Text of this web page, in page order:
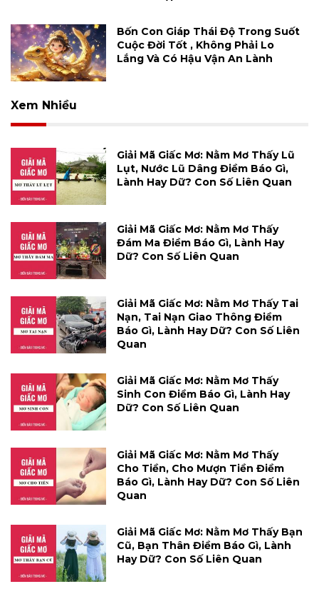
Bốn Con Giáp Thái Độ Trong Suốt
Cuộc Đời Tốt , Không Phải Lo
Lắng Và Có Hậu Vận An Lành
Xem Nhiều
Giải Mã Giấc Mơ: Nằm Mơ Thấy Lũ
Lụt, Nước Lũ Dâng Điềm Báo Gì,
Lành Hay Dữ? Con Số Liên Quan
Giải Mã Giấc Mơ: Nằm Mơ Thấy
Đám Ma Điềm Báo Gì, Lành Hay
Dữ? Con Số Liên Quan
Giải Mã Giấc Mơ: Nằm Mơ Thấy Tai
Nạn, Tai Nạn Giao Thông Điềm
Báo Gì, Lành Hay Dữ? Con Số Liên
Quan
Giải Mã Giấc Mơ: Nằm Mơ Thấy
Sinh Con Điềm Báo Gì, Lành Hay
Dữ? Con Số Liên Quan
Giải Mã Giấc Mơ: Nằm Mơ Thấy
Cho Tiền, Cho Mượn Tiền Điềm
Báo Gì, Lành Hay Dữ? Con Số Liên
Quan
Giải Mã Giấc Mơ: Nằm Mơ Thấy Bạn
Cũ, Bạn Thân Điềm Báo Gì, Lành
Hay Dữ? Con Số Liên Quan